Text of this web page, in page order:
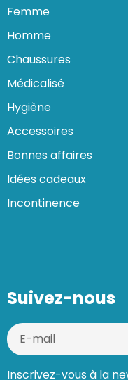
Femme
Homme
Chaussures
Médicalisé
Hygiène
Accessoires
Bonnes affaires
Idées cadeaux
Incontinence
Suivez-nous
Inscrivez-vous à la